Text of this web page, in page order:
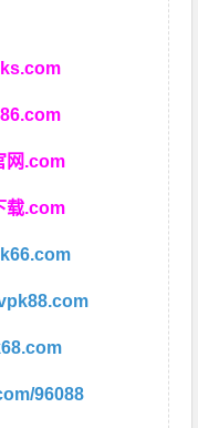
网.com
载.com
96088